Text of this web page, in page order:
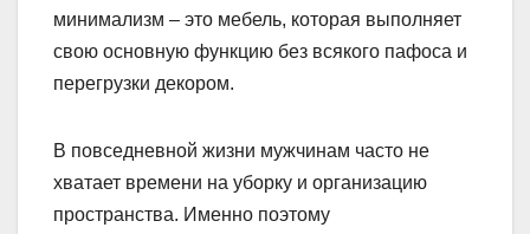
минимализм – это мебель, которая выполняет
свою основную функцию без всякого пафоса и
перегрузки декором.
В повседневной жизни мужчинам часто не
хватает времени на уборку и организацию
пространства. Именно поэтому